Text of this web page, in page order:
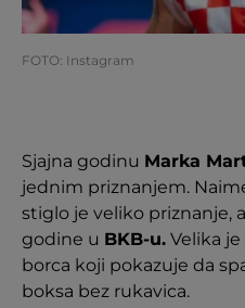
FOTO: Instagram
Sjajna godinu Marka
jednim priznanjem.
stiglo je veliko priznanje,
godine u BKB-u. Velika
borca koji pokazuje da
boksa bez rukavica.